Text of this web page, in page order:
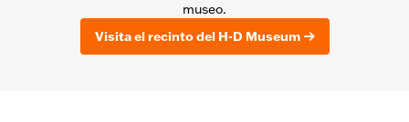
museo.
Visita el recinto del H-D Museum